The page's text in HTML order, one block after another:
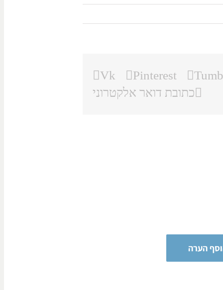
Pinterest
Vk
כתובת דואר אלקטרוני